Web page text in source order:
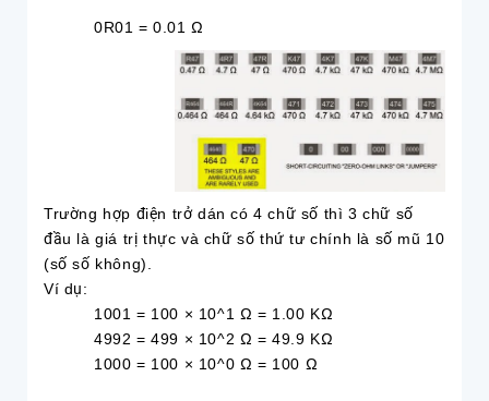
0R01 = 0.01 Ω
Trường hợp điện trở dán có 4 chữ số thì 3 chữ số
đầu là giá trị thực và chữ số thứ tư chính là số mũ 10
(số số không).
Ví dụ:
1001 = 100 × 10^1 Ω = 1.00 KΩ
4992 = 499 × 10^2 Ω = 49.9 KΩ
1000 = 100 × 10^0 Ω = 100 Ω